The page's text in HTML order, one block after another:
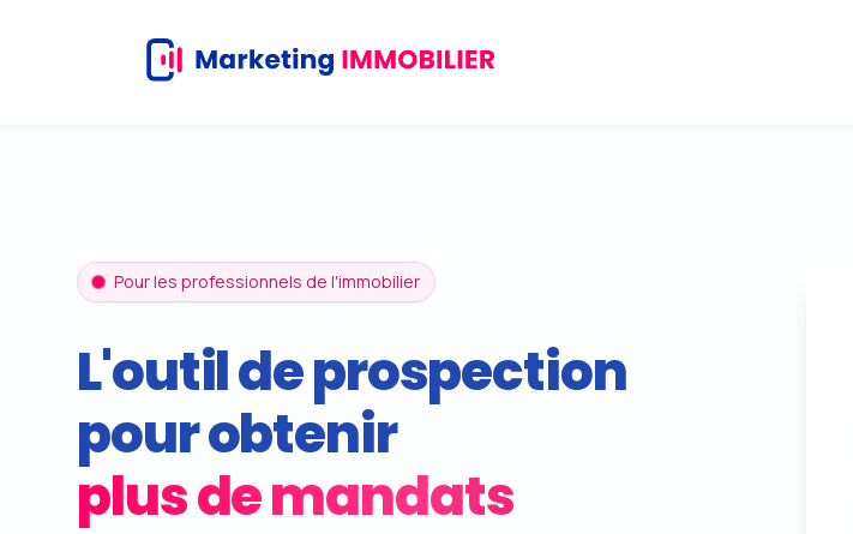
Pour les professionnels de l'immobilier
L'outil de prospection
pour obtenir
plus de mandats